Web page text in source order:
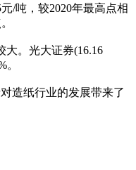
/吨，较2020年最高点相
。光大证券(16.16
造纸行业的发展带来了